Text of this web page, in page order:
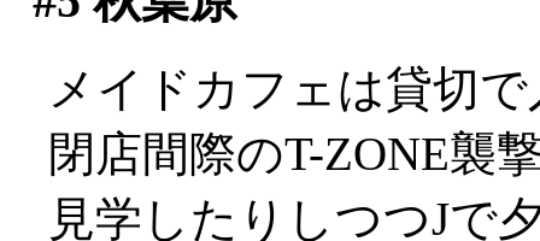
メイドカフェは貸切
閉店間際のT-ZONE襲
見学したりしつつJで